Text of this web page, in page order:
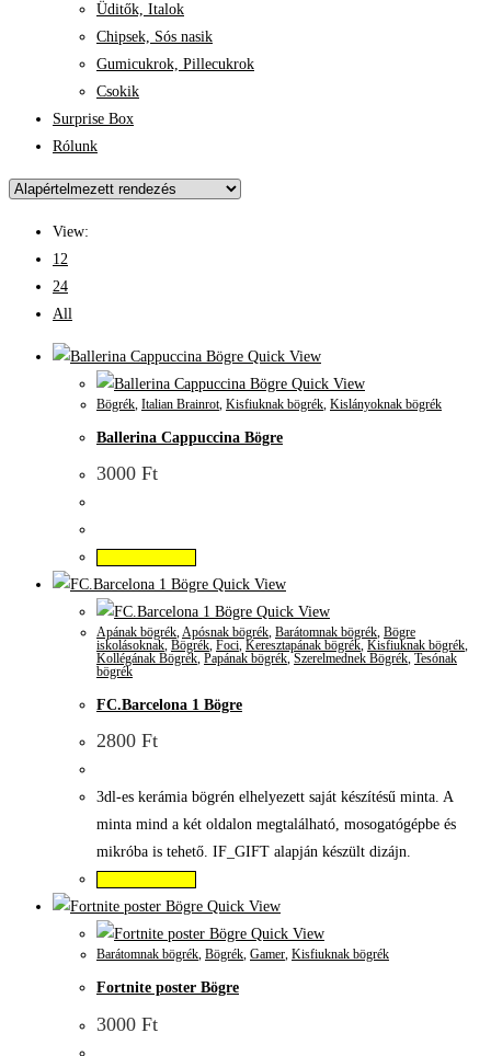
Üditők, Italok
Chipsek, Sós nasik
Gumicukrok, Pillecukrok
Csokik
Surprise Box
Rólunk
View:
12
24
All
Quick View
Quick View
Bögrék, Italian Brainrot, Kisfiuknak bögrék, Kislányoknak bögrék
Ballerina Cappuccina Bögre
3000 Ft
Quick View
Quick View
Apának bögrék,Apósnak bögrék, Barátomnak bögrék, Bögre
iskolásoknak, Bögrék, Foci, Keresztapának bögrék, Kisfiuknak bögrék,
Kollégának Bögrék, Papának bögrék, Szerelmednek Bögrék, Tesónak
bögrék
FC.Barcelona 1 Bögre
2800 Ft
3dl-es kerámia bögrén elhelyezett saját készítésű minta. A
minta mind a két oldalon megtalálható, mosogatógépbe és
mikróba is tehető. IF_GIFT alapján készült dizájn.
Quick View
Quick View
Barátomnak bögrék, Bögrék, Gamer, Kisfiuknak bögrék
Fortnite poster Bögre
3000 Ft